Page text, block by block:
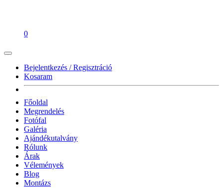
0
Bejelentkezés / Regisztráció
Kosaram
Főoldal
Megrendelés
Fotófal
Galéria
Ajándékutalvány
Rólunk
Árak
Vélemények
Blog
Montázs